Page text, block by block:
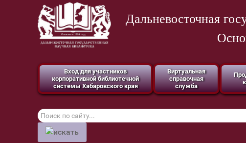
Дальневосточная
Вход для участников
корпоративной библиотечной
системы Хабаровского края
Виртуальная
справочная
служба
Поиск
по
сайту